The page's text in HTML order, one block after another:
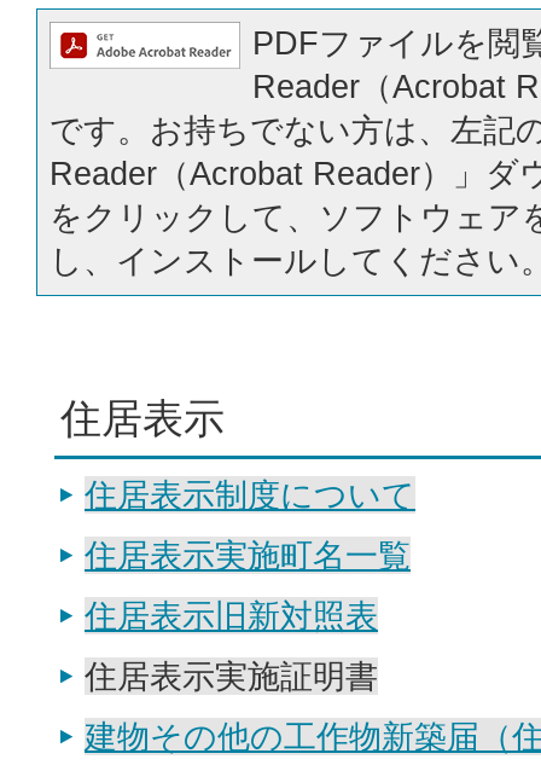
PDFファイルを閲
Reader（Acrobat
です。お持ちでない方は、左記
Reader（Acrobat Reader）」ダ
をクリックして、ソフトウェア
し、インストールしてください
住居表示
住居表示制度について
住居表示実施町名一覧
住居表示旧新対照表
住居表示実施証明書
建物その他の工作物新築届（